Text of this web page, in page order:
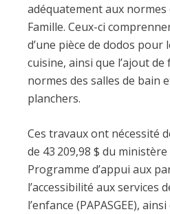
adéquatement aux
Famille. Ceux-ci
d’une pièce de dodos pour
cuisine, ainsi que l’ajout
normes des salles de bain
planchers.
Ces travaux ont nécessité
de 43 209,98 $ du
Programme d’appui aux
l’accessibilité aux services
l’enfance (PAPASGEE),